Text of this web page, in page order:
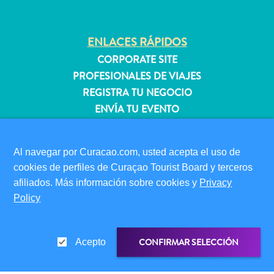
ENLACES RÁPIDOS
CORPORATE SITE
PROFESIONALES DE VIAJES
REGISTRA TU NEGOCIO
ENVÍA TU EVENTO
TARJETA DE INMIGRACIÓN
FAQS
CONTÁCTENOS
ACERCA DE ESTE SITIO
Al navegar por Curacao.com, usted acepta el uso de
cookies de perfiles de Curaçao Tourist Board y terceros
afiliados. Más información sobre cookies y Privacy
Policy
Acepto CONFIRMAR SELECCIÓN